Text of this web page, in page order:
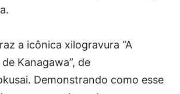
a icônica xilogravura “A
Kanagawa”, de
Demonstrando como esse